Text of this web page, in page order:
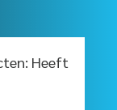
Heeft